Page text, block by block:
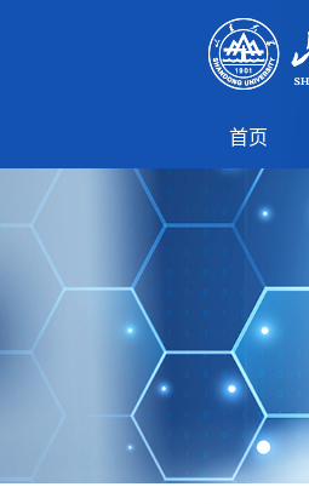
首页